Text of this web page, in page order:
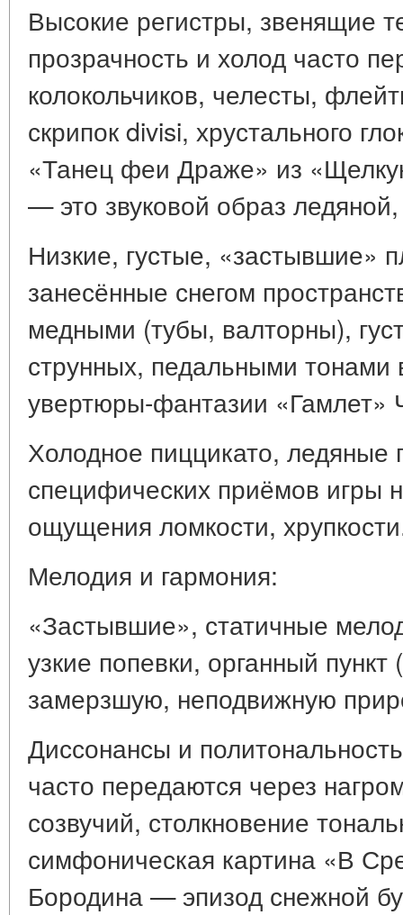
Высокие регистры, звенящие
прозрачность и холод часто
колокольчиков, челесты,
скрипок divisi, хрустального
«Танец феи Драже» из
— это звуковой образ
Низкие, густые, «застывшие»
занесённые снегом
медными (тубы, валторны),
струнных, педальными
увертюры-фантазии «Гамлет»
Холодное пиццикато, ледяные
специфических приёмов игры
ощущения ломкости,
Мелодия и гармония:
«Застывшие», статичные
узкие попевки, органный
замерзшую, неподвижную
Диссонансы и
часто передаются через
созвучий, столкновение
симфоническая картина «В
Бородина — эпизод снежной